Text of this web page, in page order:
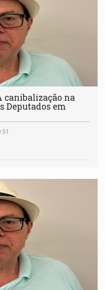
canibalização na
Deputados em